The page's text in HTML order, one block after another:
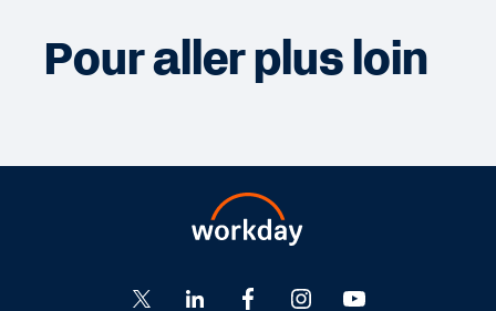
Pour aller plus loin